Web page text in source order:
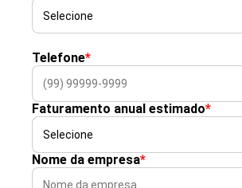
Telefone*
Faturamento anual estimado*
Nome da empresa*